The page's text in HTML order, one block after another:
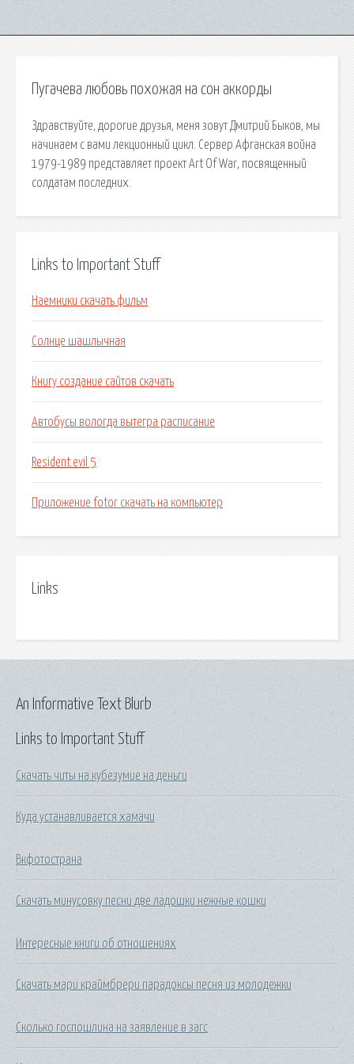
Пугачева любовь похожая на сон аккорды
Здравствуйте, дорогие друзья, меня зовут Дмитрий Быков, мы
начинаем с вами лекционный цикл. Сервер Афганская война
1979-1989 представляет проект Art Of War, посвященный
солдатам последних.
Links to Important Stuff
Наемники скачать фильм
Солнце шашлычная
Книгу создание сайтов скачать
Автобусы вологда вытегра расписание
Resident evil 5
Приложение fotor скачать на компьютер
Links
Links to Important Stuff
Скачать читы на кубезумие на деньги
Куда устанавливается хамачи
Вкфотострана
Скачать минусовку песни две ладошки нежные кошки
Интересные книги об отношениях
Скачать мари краймбрери парадоксы песня из молодежки
Сколько госпошлина на заявление в загс
An Informative Text Blurb